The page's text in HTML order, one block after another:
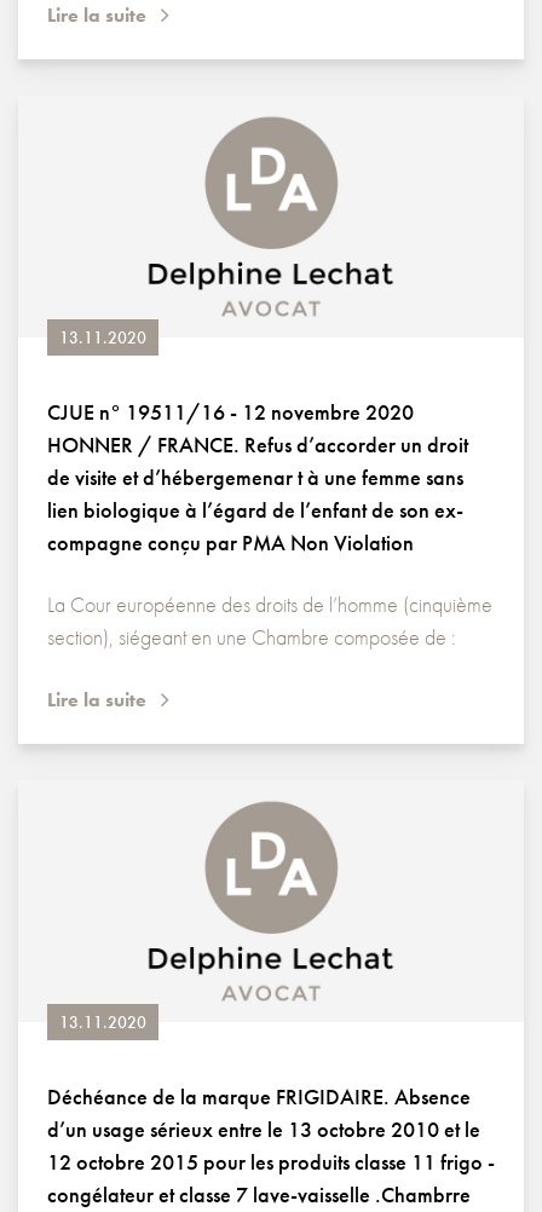
Lire la suite
13.11.2020
CJUE n° 19511/16 - 12 novembre 2020
HONNER / FRANCE. Refus d’accorder un droit
de visite et d’hébergemenar t à une femme sans
lien biologique à l’égard de l’enfant de son ex-
compagne conçu par PMA Non Violation
La Cour européenne des droits de l’homme (cinquième
section), siégeant en une Chambre composée de :
Lire la suite
13.11.2020
Déchéance de la marque FRIGIDAIRE. Absence
d’un usage sérieux entre le 13 octobre 2010 et le
12 octobre 2015 pour les produits classe 11 frigo -
congélateur et classe 7 lave-vaisselle .Chambrre